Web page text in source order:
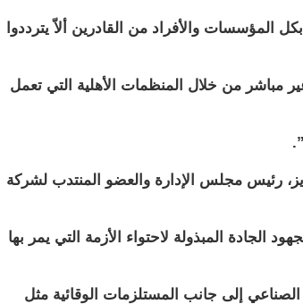
المؤسسات والأفراد من القادرين ألاّ يترددوا
مباشر من خلال المنظمات الأهلية التي تعمل
رئيس مجلس الإدارة والعضو المنتدب لشركة
الجادة المبذولة لاحتواء الأزمة التي يمر بها
إلى جانب المستلزمات الوقائية مثل